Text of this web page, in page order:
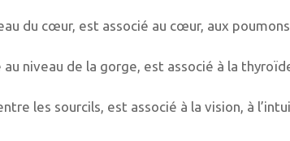
du cœur, est associé au cœur, aux
au niveau de la gorge, est associé à la
les sourcils, est associé à la vision, à